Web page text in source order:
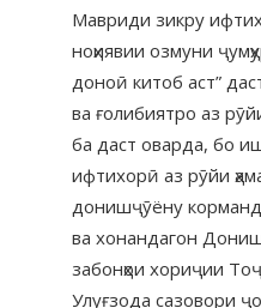
Мавриди зикру
ноҳиявии озмуни
доноӣ китоб аст”
ва ғолибиятро аз
ба даст оварда, бо
ифтихорӣ аз рӯйи
донишҷӯёну
ва хонандагон
забонҳои хориҷии
Улуғзода сазовори